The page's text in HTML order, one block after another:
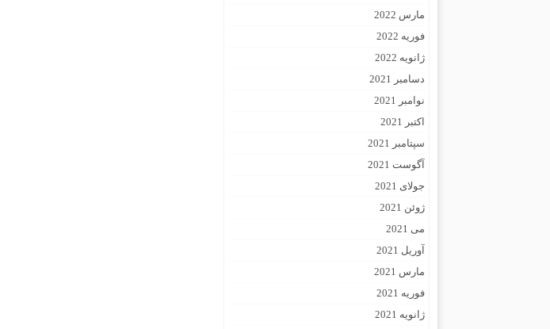
مارس 2022
فوریه 2022
ژانویه 2022
دسامبر 2021
نوامبر 2021
اکتبر 2021
سپتامبر 2021
آگوست 2021
جولای 2021
ژوئن 2021
می 2021
آوریل 2021
مارس 2021
فوریه 2021
ژانویه 2021